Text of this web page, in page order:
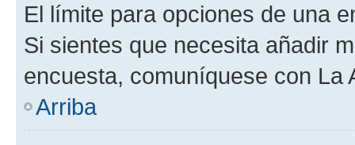
El límite para opciones de una
Si sientes que necesita añadir
encuesta, comuníquese con La
Arriba